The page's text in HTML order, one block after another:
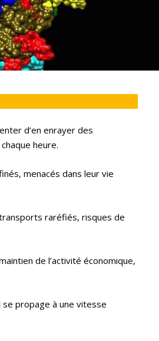
d’en enrayer des
heure.
menacés dans leur vie
raréfiés, risques de
de l’activité économique,
se propage à une vitesse